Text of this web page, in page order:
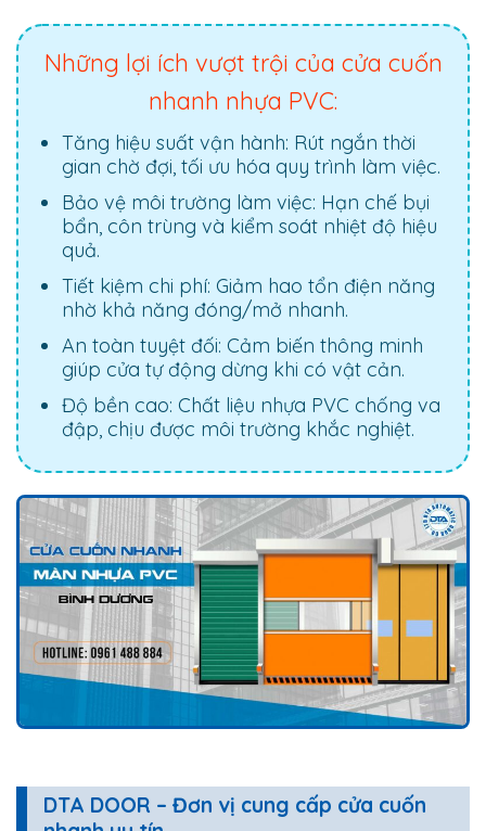
Những lợi ích vượt trội của cửa cuốn
nhanh nhựa PVC:
Tăng hiệu suất vận hành: Rút ngắn thời
gian chờ đợi, tối ưu hóa quy trình làm việc.
Bảo vệ môi trường làm việc: Hạn chế bụi
bẩn, côn trùng và kiểm soát nhiệt độ hiệu
quả.
Tiết kiệm chi phí: Giảm hao tổn điện năng
nhờ khả năng đóng/mở nhanh.
An toàn tuyệt đối: Cảm biến thông minh
giúp cửa tự động dừng khi có vật cản.
Độ bền cao: Chất liệu nhựa PVC chống va
đập, chịu được môi trường khắc nghiệt.
DTA DOOR – Đơn vị cung cấp cửa cuốn